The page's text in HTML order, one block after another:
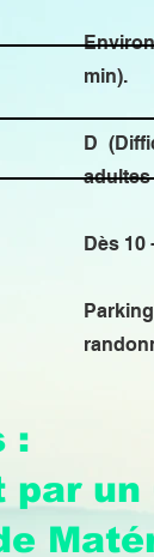
min).
D
Dès 10
:
par un